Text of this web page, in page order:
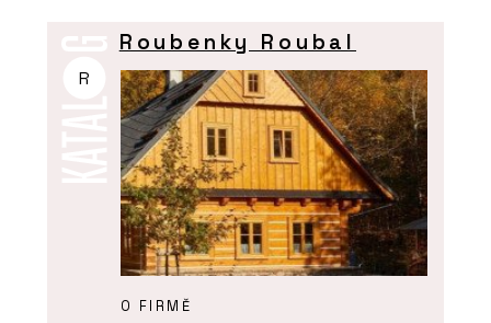
R
Roubenky Roubal
O FIRMĚ